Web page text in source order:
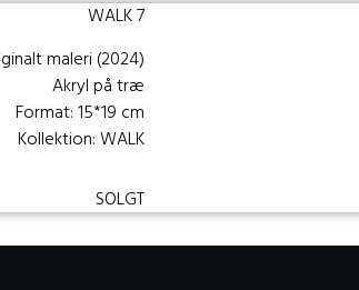
WALK 7
maleri (2024)
Akryl på træ
Format: 15*19 cm
Kollektion: WALK
SOLGT